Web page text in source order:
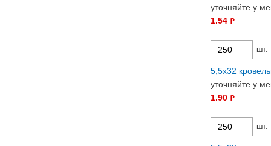
уточняйте у
1.54 руб.
шт.
5,5х32
уточняйте у
1.90 руб.
шт.